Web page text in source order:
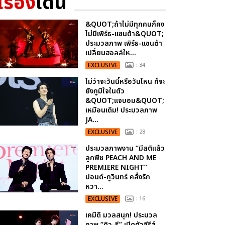
&QUOT;ถ้าไม่มีทุกคนก็คง
ไม่มีเพิร์ธ-แซนต้า&QUOT;
ประมวลภาพ เพิร์ธ-แซนต้า
เปลี่ยนฮอลล์ให...
EXCLUSIVE : 34
ไม่ว่าจะวันนี้หรือวันไหน ก็จะ
ยังภูมิใจในตัว
&QUOT;แจบอม&QUOT;
เหมือนเดิม! ประมวลภาพ
JA...
EXCLUSIVE : 28
ประมวลภาพงาน “มีสติแล้ว
ลูกพีช PEACH AND ME
PREMIERE NIGHT”
ปอนด์-ภูวินทร์ คลั่งรัก
หวา...
EXCLUSIVE : 16
เคมีดี มวลสนุก! ประมวล